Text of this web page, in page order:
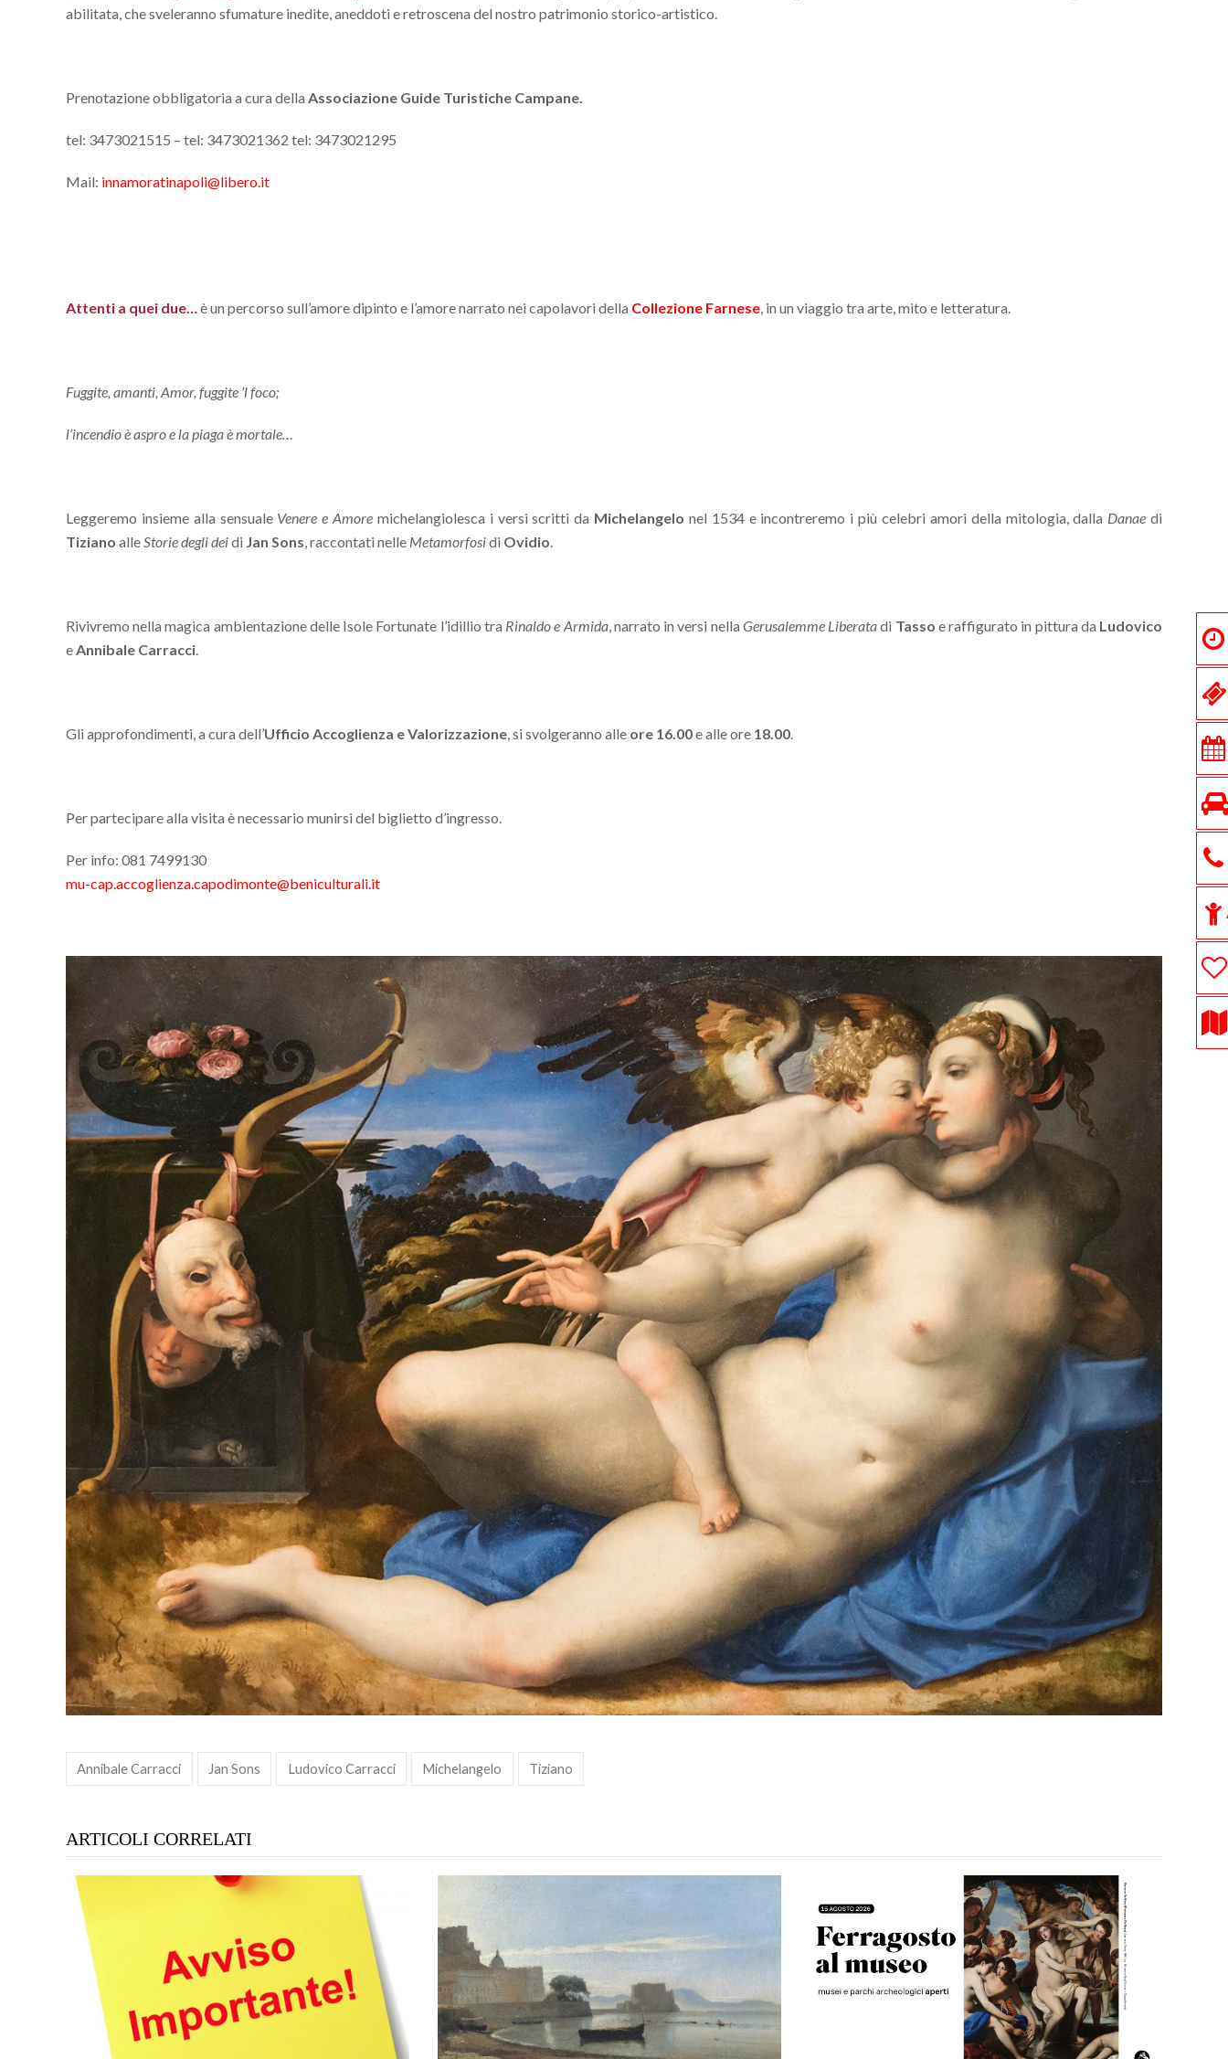
abilitata, che sveleranno sfumature inedite, aneddoti e retroscena del nostro patrimonio storico-artistico.
Prenotazione obbligatoria a cura della Associazione Guide Turistiche Campane.
tel: 3473021515 – tel: 3473021362 tel: 3473021295
Mail: innamoratinapoli@libero.it
Attenti a quei due…è un percorso sull’amore dipinto e l’amore narrato nei capolavori della Collezione Farnese, in un viaggio tra arte, mito e letteratura.
Fuggite, amanti, Amor, fuggite ’l foco;
l’incendio è aspro e la piaga è mortale…
Leggeremo insieme alla sensuale Venere e Amore michelangiolesca i versi scritti da Michelangelo nel 1534 e incontreremo i più celebri amori della mitologia, dalla Danae di
Tiziano alleStorie degli deidi Jan Sons, raccontati nelle Metamorfosidi Ovidio.
Rivivremo nella magica ambientazione delle Isole Fortunate l’idillio tra Rinaldo e Armida, narrato in versi nella Gerusalemme Liberatadi Tasso e raffigurato in pittura da Ludovico
eAnnibale Carracci.
Gli approfondimenti, a cura dell’Ufficio Accoglienza e Valorizzazione, si svolgeranno alle ore 16.00e alle ore 18.00.
Per partecipare alla visita è necessario munirsi del biglietto d’ingresso.
Per info: 081 7499130
mu-cap.accoglienza.capodimonte@beniculturali.it
Annibale Carracci Jan Sons Ludovico Carracci Michelangelo Tiziano
ARTICOLI CORRELATI